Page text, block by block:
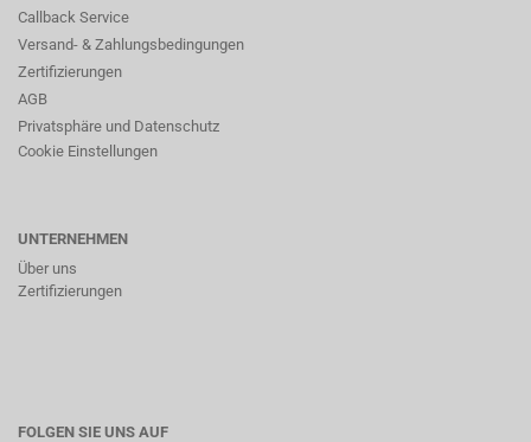
Callback Service
Versand- & Zahlungsbedingungen
Zertifizierungen
AGB
Privatsphäre und Datenschutz
Cookie Einstellungen
UNTERNEHMEN
Über uns
Zertifizierungen
FOLGEN SIE UNS AUF